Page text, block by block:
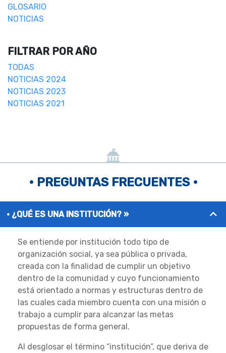
GLOSARIO
NOTICIAS
FILTRAR POR AÑO
TODAS
NOTICIAS 2024
NOTICIAS 2023
NOTICIAS 2021
• PREGUNTAS FRECUENTES •
¿QUÉ ES UNA INSTITUCIÓN? »
Se entiende por institución todo tipo de
organización social, ya sea pública o privada,
creada con la finalidad de cumplir un objetivo
dentro de la comunidad y cuyo funcionamiento
está orientado a normas y estructuras dentro de
las cuales cada miembro cuenta con una misión o
trabajo a cumplir para alcanzar las metas
propuestas de forma general.
Al desglosar el término “institución”, que deriva de